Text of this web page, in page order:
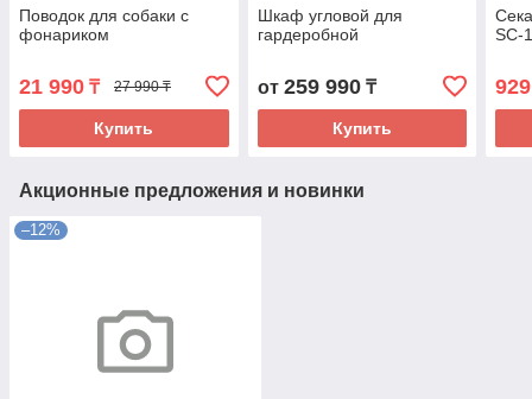
Поводок для собаки с
фонариком
21 990 ₸ 27 990 ₸
Купить
Шкаф угловой для
гардеробной
от 259 990₸
Купить
SС-
929
Акционные предложения и новинки
–12%